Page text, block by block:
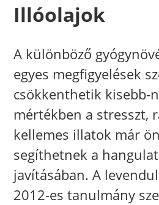
Illóolajok
A különböző
egyes megfigyelések
csökkenthetik kisebb-
mértékben a stresszt,
kellemes illatok már
segíthetnek a
javításában. A
2012-es tanulmány